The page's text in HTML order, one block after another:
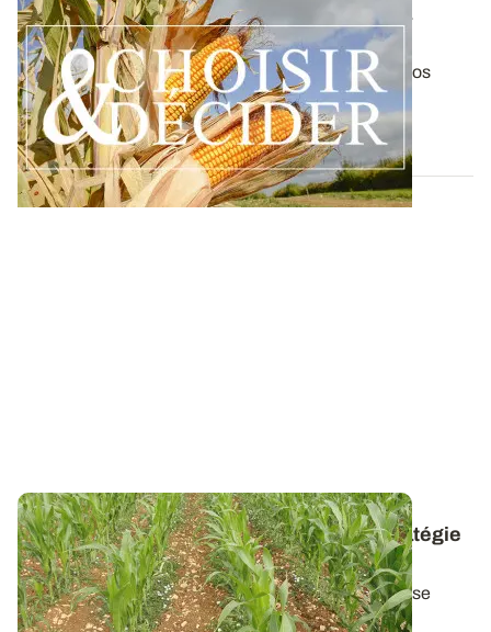
Variétés et interventions - Maïs
campagne 2025
Pour ceux qui ne les ont pas encore téléchargées, nos
préconisations régionales pour...
26 MARS 2025
Maïs - Désherbage de postlevée : une stratégie
reposant sur de multiples paramètres
Pour désherber le maïs, une stratégie de postlevée se
raisonne en fonction du stade de la...